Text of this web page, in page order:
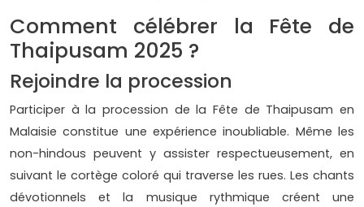
Comment célébrer la Fête de
Thaipusam 2025 ?
Rejoindre la procession
Participer à la procession de la Fête de Thaipusam en
Malaisie constitue une expérience inoubliable. Même les
non-hindous peuvent y assister respectueusement, en
suivant le cortège coloré qui traverse les rues. Les chants
dévotionnels et la musique rythmique créent une